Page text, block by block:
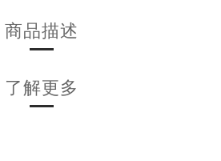
商品描述
了解更多